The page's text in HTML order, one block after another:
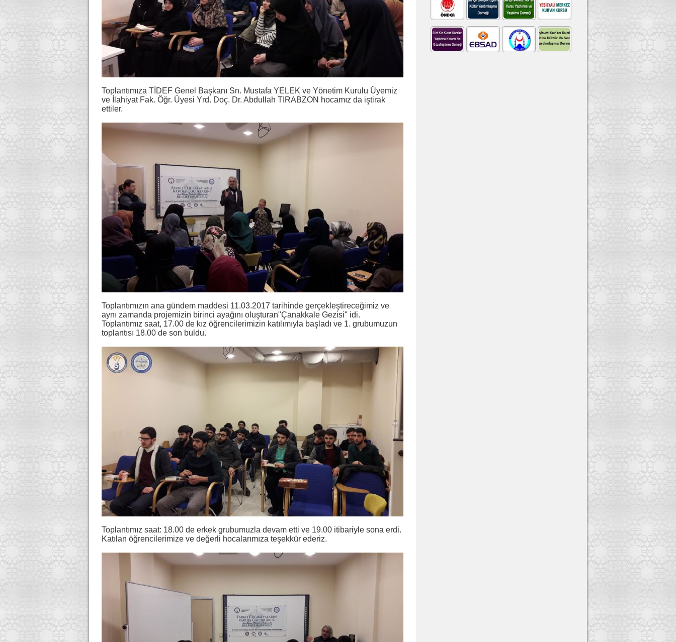
Toplantımıza TİDEF Genel Başkanı Sn. Mustafa YELEK ve Yönetim Kurulu Üyemiz
ve İlahiyat Fak. Öğr. Üyesi Yrd. Doç. Dr. Abdullah TIRABZON hocamız da iştirak
ettiler.
Toplantımızın ana gündem maddesi 11.03.2017 tarihinde gerçekleştireceğimiz ve
aynı zamanda projemizin birinci ayağını oluşturan"Çanakkale Gezisi" idi.
Toplantımız saat, 17.00 de kız öğrencilerimizin katılımıyla başladı ve 1. grubumuzun
toplantısı 18.00 de son buldu.
Toplantımız saat: 18.00 de erkek grubumuzla devam etti ve 19.00 itibariyle sona erdi.
Katılan öğrencilerimize ve değerli hocalarımıza teşekkür ederiz.